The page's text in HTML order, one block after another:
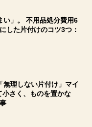
い」。 不用品処分費用6
した片付けのコツ3つ：
無理しない片付け」マイ
さく、ものを置かな